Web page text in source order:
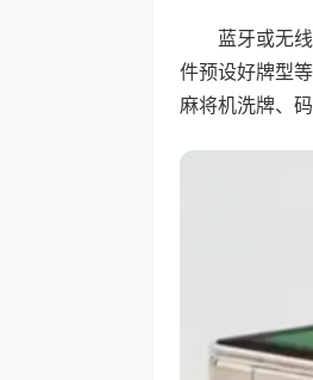
蓝牙或无
件预设好牌型
麻将机洗牌、